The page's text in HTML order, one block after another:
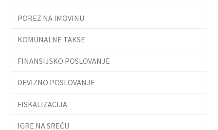
POREZ NA IMOVINU
KOMUNALNE TAKSE
FINANSIJSKO POSLOVANJE
DEVIZNO POSLOVANJE
FISKALIZACIJA
IGRE NA SREĆU